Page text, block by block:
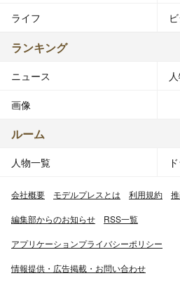
ライフ
ランキング
ニュース
画像
ルーム
人物一覧
会社概要 モデルプレスとは 利用規約
編集部からのお知らせ RSS一覧
アプリケーションプライバシーポリシー
情報提供・広告掲載・お問い合わせ